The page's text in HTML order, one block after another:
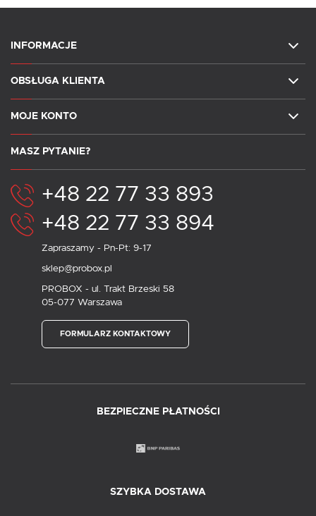
INFORMACJE
OBSŁUGA KLIENTA
MOJE KONTO
MASZ PYTANIE?
+48 22 77 33 893
+48 22 77 33 894
Zapraszamy - Pn-Pt: 9-17
sklep@probox.pl
PROBOX - ul. Trakt Brzeski 58
05-077 Warszawa
FORMULARZ KONTAKTOWY
BEZPIECZNE PŁATNOŚCI
SZYBKA DOSTAWA